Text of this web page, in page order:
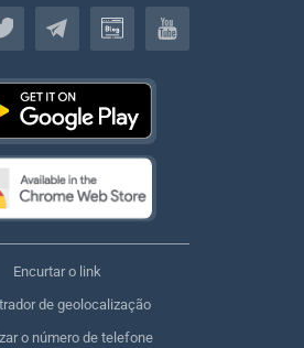
Encurtar o link
de geolocalização
o número de telefone